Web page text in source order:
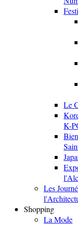
Le
K-
Les
Shopping
La Mode